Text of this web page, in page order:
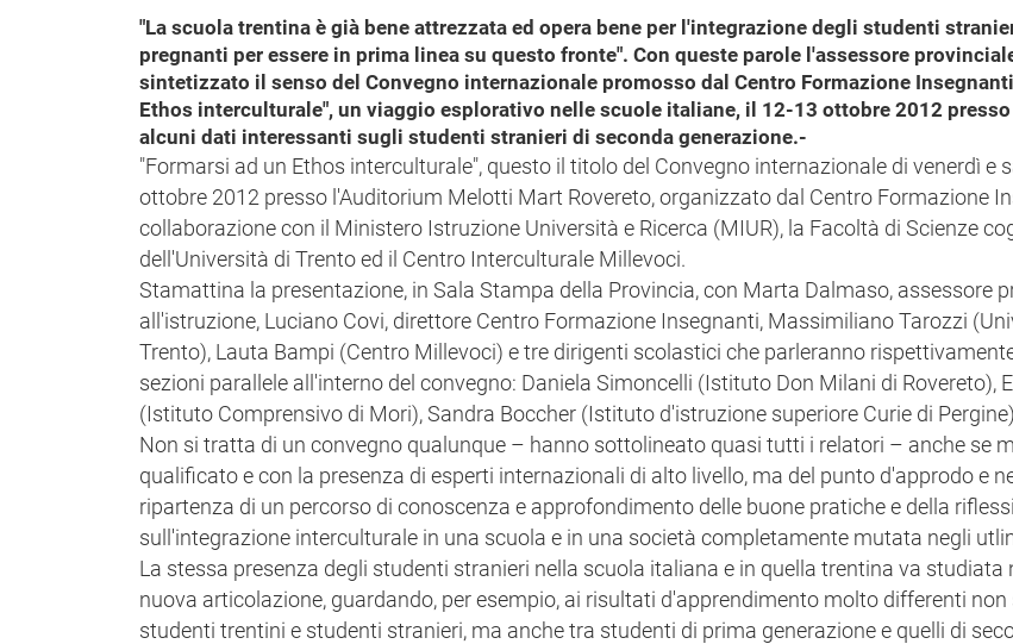
"La scuola trentina è già bene attrezzata ed opera bene per l'integrazione degli studenti
pregnanti per essere in prima linea su questo fronte". Con queste parole l'assessore
sintetizzato il senso del Convegno internazionale promosso dal Centro Formazione
Ethos interculturale", un viaggio esplorativo nelle scuole italiane, il 12-13 ottobre 2012
alcuni dati interessanti sugli studenti stranieri di seconda generazione.-
"Formarsi ad un Ethos interculturale", questo il titolo del Convegno internazionale di venerdì e
ottobre 2012 presso l'Auditorium Melotti Mart Rovereto, organizzato dal Centro Formazione
collaborazione con il Ministero Istruzione Università e Ricerca (MIUR), la Facoltà di Scienze
dell'Università di Trento ed il Centro Interculturale Millevoci.
Stamattina la presentazione, in Sala Stampa della Provincia, con Marta Dalmaso, assessore
all'istruzione, Luciano Covi, direttore Centro Formazione Insegnanti, Massimiliano Tarozzi
Trento), Lauta Bampi (Centro Millevoci) e tre dirigenti scolastici che parleranno
sezioni parallele all'interno del convegno: Daniela Simoncelli (Istituto Don Milani di Rovereto),
(Istituto Comprensivo di Mori), Sandra Boccher (Istituto d'istruzione superiore Curie di
Non si tratta di un convegno qualunque – hanno sottolineato quasi tutti i relatori – anche se
qualificato e con la presenza di esperti internazionali di alto livello, ma del punto d'approdo e
ripartenza di un percorso di conoscenza e approfondimento delle buone pratiche e della
sull'integrazione interculturale in una scuola e in una società completamente mutata negli
La stessa presenza degli studenti stranieri nella scuola italiana e in quella trentina va studiata
nuova articolazione, guardando, per esempio, ai risultati d'apprendimento molto differenti non
studenti trentini e studenti stranieri, ma anche tra studenti di prima generazione e quelli di